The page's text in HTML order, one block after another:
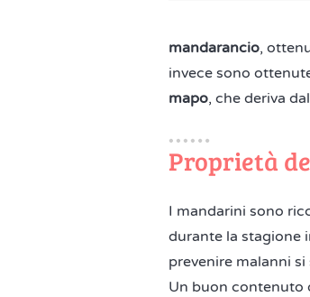
mandarancio,
invece sono
mapo, che deriva
Proprietà
I mandarini sono
durante la stagione
prevenire malanni
Un buon contenuto